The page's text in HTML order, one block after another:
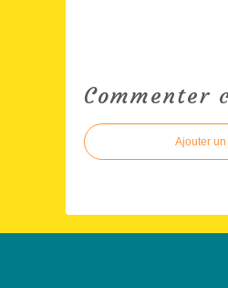
Commenter
Ajouter